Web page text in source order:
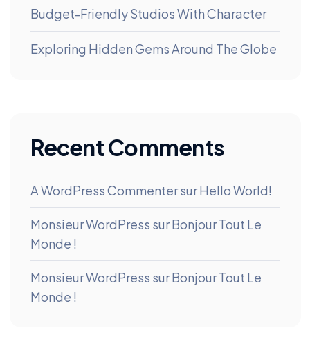
Budget-Friendly Studios With Character
Exploring Hidden Gems Around The Globe
Recent Comments
A WordPress CommentersurHello World!
Monsieur WordPress surBonjour Tout Le
Monde !
Monsieur WordPress surBonjour Tout Le
Monde !